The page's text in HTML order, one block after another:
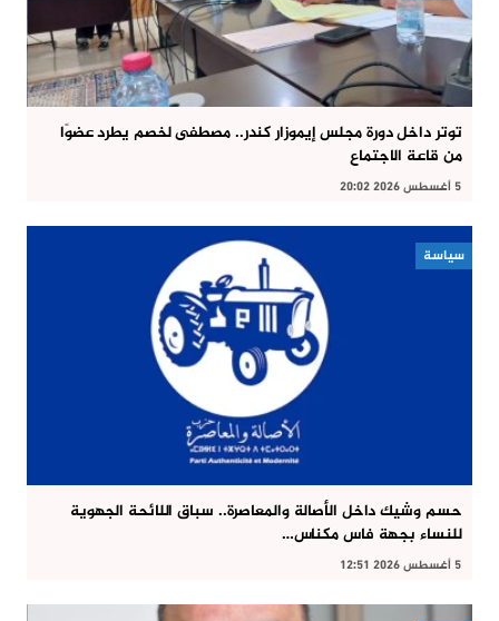
توتر داخل دورة مجلس إيموزار كندر.. مصطفى لخصم يطرد عضوًا
من قاعة الاجتماع
5 أغسطس 2026 20:02
سياسة
حسم وشيك داخل الأصالة والمعاصرة.. سباق اللائحة الجهوية
للنساء بجهة فاس مكناس…
5 أغسطس 2026 12:51